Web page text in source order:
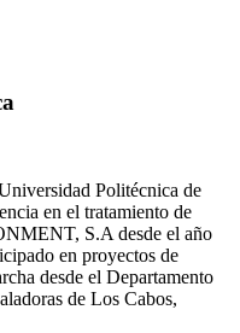
Politécnica de
en el tratamiento de
S.A desde el año
en proyectos de
desde el Departamento
de Los Cabos,